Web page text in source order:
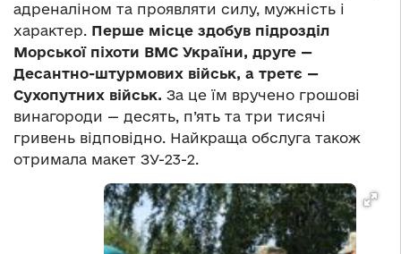
адреналіном та проявляти силу, мужність і
характер. Перше місце здобув підрозділ
Морської піхоти ВМС України, друге —
Десантно-штурмових військ, а третє —
Сухопутних військ. За це їм вручено грошові
винагороди — десять, п’ять та три тисячі
гривень відповідно. Найкраща обслуга також
отримала макет ЗУ-23-2.